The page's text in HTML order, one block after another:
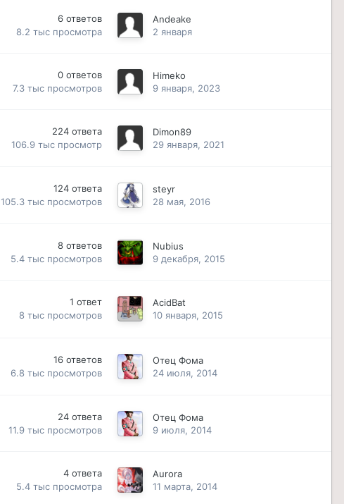
6 ответов
8.2 тыс просмотра
Andeake
2 января
0 ответов
7.3 тыс просмотров
Himeko
9 января, 2023
224 ответа
106.9 тыс просмотр
Dimon89
29 января, 2021
124 ответа
105.3 тыс просмотров
steyr
28 мая, 2016
8 ответов
5.4 тыс просмотров
Nubius
9 декабря, 2015
1 ответ
8 тыс просмотров
AcidBat
10 января, 2015
16 ответов
6.8 тыс просмотров
Отец Фома
24 июля, 2014
24 ответа
11.9 тыс просмотров
Отец Фома
9 июля, 2014
4 ответа
5.4 тыс просмотра
Aurora
11 марта, 2014